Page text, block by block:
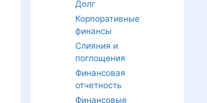
Долг
Корпоративные
финансы
Слияния и
поглощения
Финансовая
отчетность
Финансовые